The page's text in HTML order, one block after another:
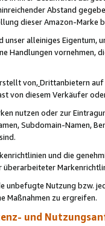
Abstand
dieser Amazon-Marke
unser alleiniges
Handlungen vornehmen,
von,Drittanbietern auf
von diesem Verkäufer
nutzen oder zur
Subdomain-Namen,
und die
unbefugte Nutzung bzw.
Maßnahmen zu ergreifen.
und